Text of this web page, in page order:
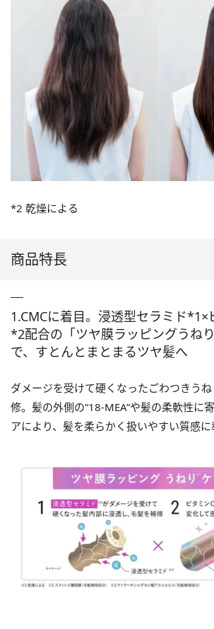
*2 乾燥による
商品特長
1.CMCに着目。浸透型セラミド*1×
*2配合の「ツヤ膜ラッピングうね
で、すとんとまとまるツヤ髪へ
ダメージを受けて硬くなったごわつきう
修。髪の外側の“18-MEA”や髪の柔軟性に
アにより、髪を柔らかく扱いやすい質感に